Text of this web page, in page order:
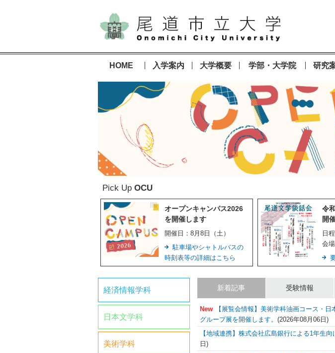
HOME 入学案内 大学概要 学部・大学院 研究
Pick Up OCU
オープンキャンパス2026
を開催します
開催日：8月8日（土）
駐車場やシャトルバスの
時刻表等の詳細はこちら
令
開
日
会
新着記事 受験情報
New
【展覧会情報】美術学科油画コース・
グループ展を開催します。(2026年08月06日)
【地域連携】株式会社広島銀行による1年生
日)
経済情報学科
日本文学科
美術学科